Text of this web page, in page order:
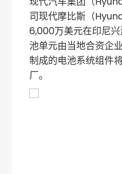
司现代摩比斯（
6,000万美元在印尼
池单元由当地合资企
制成的电池系统组件
厂。